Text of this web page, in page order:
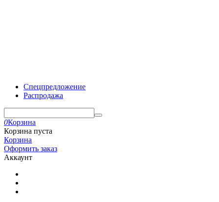
Спецпредложение
Распродажа
0Корзина
Корзина пуста
Корзина
Оформить заказ
Аккаунт